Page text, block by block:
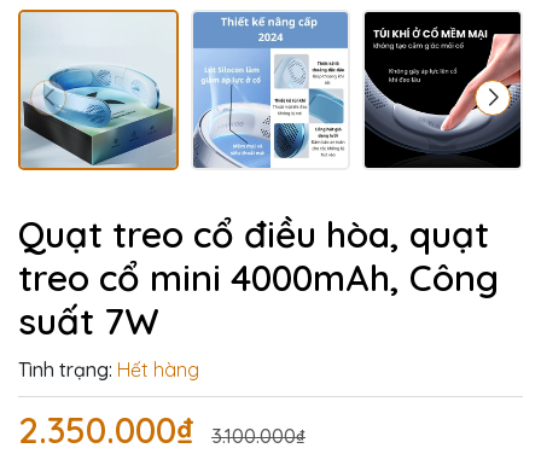
Quạt treo cổ điều hòa, quạt
treo cổ mini 4000mAh, Công
suất 7W
Tình trạng: Hết hàng
2.350.000₫ 3.100.000₫